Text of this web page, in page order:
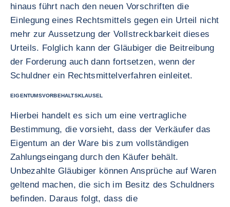
hinaus führt nach den neuen Vorschriften die
Einlegung eines Rechtsmittels gegen ein Urteil nicht
mehr zur Aussetzung der Vollstreckbarkeit dieses
Urteils. Folglich kann der Gläubiger die Beitreibung
der Forderung auch dann fortsetzen, wenn der
Schuldner ein Rechtsmittelverfahren einleitet.
EIGENTUMSVORBEHALTSKLAUSEL
Hierbei handelt es sich um eine vertragliche
Bestimmung, die vorsieht, dass der Verkäufer das
Eigentum an der Ware bis zum vollständigen
Zahlungseingang durch den Käufer behält.
Unbezahlte Gläubiger können Ansprüche auf Waren
geltend machen, die sich im Besitz des Schuldners
befinden. Daraus folgt, dass die